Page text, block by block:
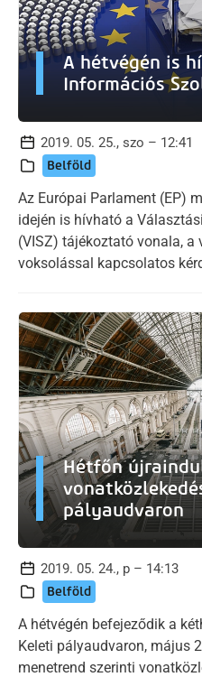
A hétvégén is
Információs
2019. 05. 25., szo – 12:41
Belföld
Az Európai Parlament (EP)
idején is hívható a
(VISZ) tájékoztató vonala, a
voksolással kapcsolatos
Hétfőn
pályaudvaron
2019. 05. 24., p – 14:13
Belföld
A hétvégén befejeződik a
Keleti pályaudvaron, május
menetrend szerinti